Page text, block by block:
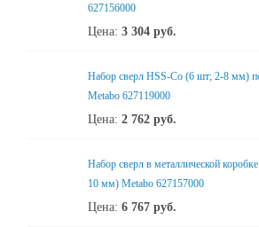
627156000
Цена: 3 304 руб.
Набор сверл HSS-Co (6 шт; 2-8 мм)
Metabo 627119000
Цена: 2 762 руб.
Набор сверл в металлической
10 мм) Metabo 627157000
Цена: 6 767 руб.